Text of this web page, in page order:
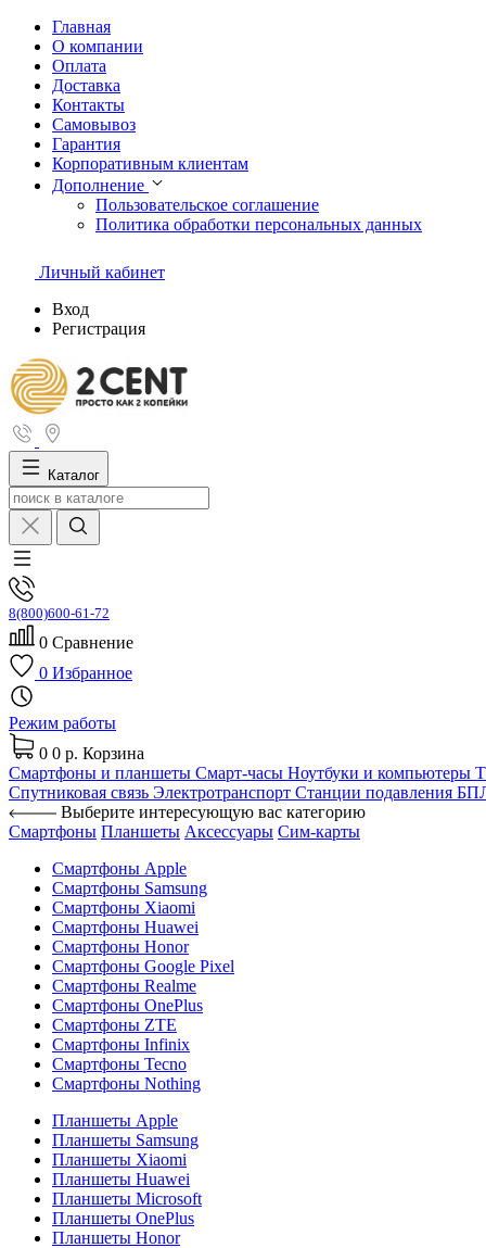
Главная
О компании
Оплата
Доставка
Контакты
Самовывоз
Гарантия
Корпоративным клиентам
Дополнение
Пользовательское соглашение
Политика обработки персональных данных
Личный кабинет
Вход
Регистрация
Каталог
8(800)600-61-72
0 Сравнение
0 Избранное
Режим работы
0 0 р. Корзина
Смартфоны и планшеты Смарт-часы Ноутбуки и компьютеры
Спутниковая связь Электротранспорт Станции подавления
Выберите интересующую вас категорию
Смартфоны Планшеты Аксессуары Сим-карты
Смартфоны Apple
Смартфоны Samsung
Смартфоны Xiaomi
Смартфоны Huawei
Смартфоны Honor
Смартфоны Google Pixel
Смартфоны Realme
Смартфоны OnePlus
Смартфоны ZTE
Смартфоны Infinix
Смартфоны Tecno
Смартфоны Nothing
Планшеты Apple
Планшеты Samsung
Планшеты Xiaomi
Планшеты Huawei
Планшеты Microsoft
Планшеты OnePlus
Планшеты Honor